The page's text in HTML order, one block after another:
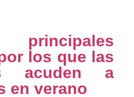
los que las
acuden a
en verano